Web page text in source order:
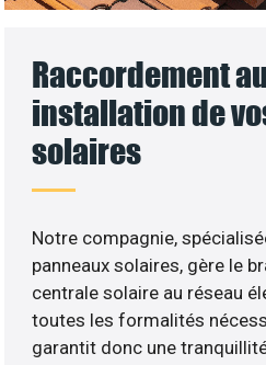
Raccordement
installation de
solaires
Notre compagnie,
panneaux solaires, gère le
centrale solaire au réseau
toutes les formalités
garantit donc une